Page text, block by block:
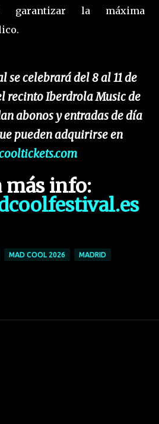
garantizar la máxima
se celebrará del 8 al 11 de
recinto Iberdrola Music de
abonos y entradas de día
pueden adquirirse en
más info:
MAD COOL 2026 MADRID